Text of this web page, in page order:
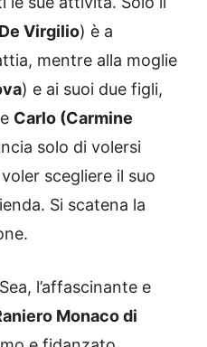
Virgilio) è a
mentre alla moglie
) e ai suoi due figli,
Carlo (Carmine
solo di volersi
scegliere il suo
Si scatena la
l’affascinante e
Monaco di